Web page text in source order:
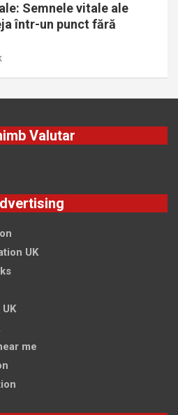
Semnele vitale ale
într-un punct fără
Valutar
UK
me